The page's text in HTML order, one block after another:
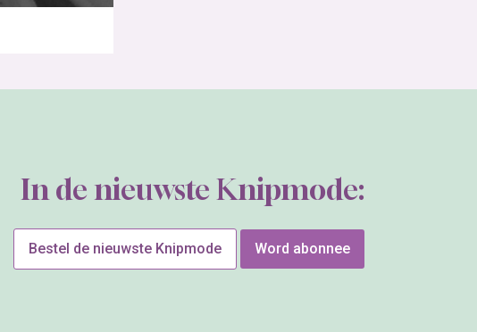
In de nieuwste Knipmode:
Bestel de nieuwste Knipmode Word abonnee